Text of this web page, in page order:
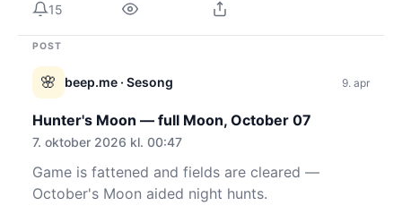
15
POST
🌸 beep.me · Sesong 9. apr
Hunter's Moon — full Moon, October 07
7. oktober 2026 kl. 00:47
Game is fattened and fields are cleared —
October's Moon aided night hunts.